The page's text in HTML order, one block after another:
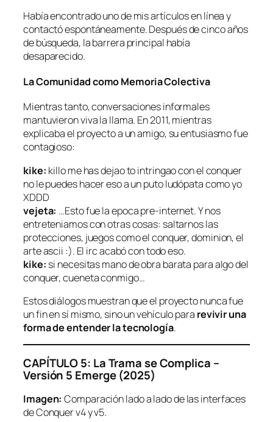
Había encontrado uno de mis artículos en línea y
contactó espontáneamente. Después de cinco años
de búsqueda, la barrera principal había
desaparecido.
La Comunidad como Memoria Colectiva
Mientras tanto, conversaciones informales
mantuvieron viva la llama. En 2011, mientras
explicaba el proyecto a un amigo, su entusiasmo fue
contagioso:
kike: killo me has dejao to intringao con el conquer
no le puedes hacer eso a un puto ludópata como yo
XDDD
vejeta: …Esto fue la epoca pre-internet. Y nos
entreteniamos con otras cosas: saltarnos las
protecciones, juegos como el conquer, dominion, el
arte ascii :). El irc acabó con todo eso.
kike: si necesitas mano de obra barata para algo del
conquer, cueneta conmigo…
Estos diálogos muestran que el proyecto nunca fue
un fin en sí mismo, sino un vehículo para revivir una
forma de entender la tecnología.
CAPÍTULO 5: La Trama se Complica –
Versión 5 Emerge (2025)
Imagen: Comparación lado a lado de las interfaces
de Conquer v4 y v5.